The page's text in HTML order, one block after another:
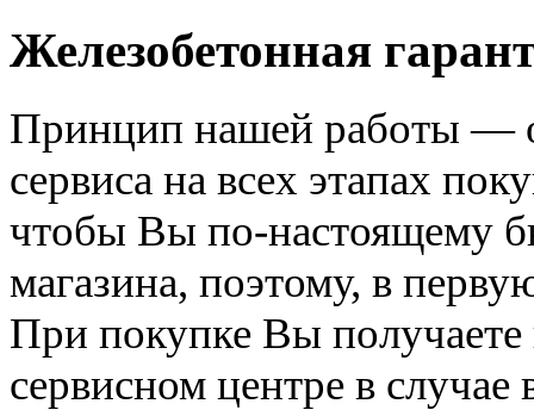
Железобетонная
Принцип нашей работы —
сервиса на всех этапах
чтобы Вы по-настоящему
магазина, поэтому, в
При покупке Вы
сервисном центре в случае